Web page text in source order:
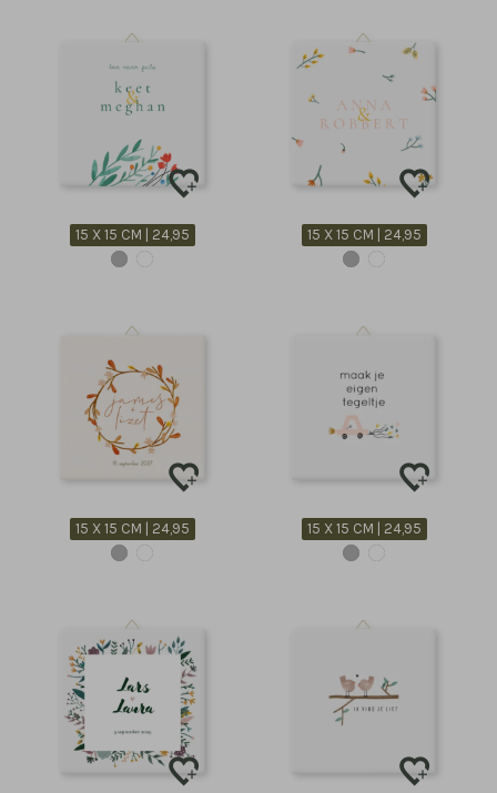
15 X 15 CM | 24,95 15 X 15 CM | 24,95
15 X 15 CM | 24,95 15 X 15 CM | 24,95